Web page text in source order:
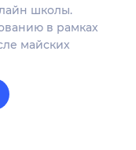
школы.
в рамках
майских